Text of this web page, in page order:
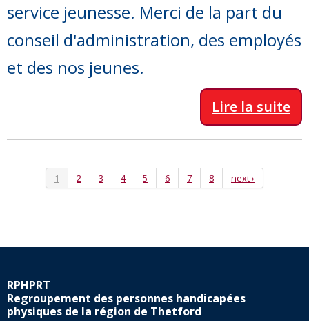
service jeunesse. Merci de la part du
conseil d'administration, des employés
et des nos jeunes.
Lire la suite
1 2 3 4 5 6 7 8 next ›
RPHPRT
Regroupement des personnes handicapées
physiques de la région de Thetford